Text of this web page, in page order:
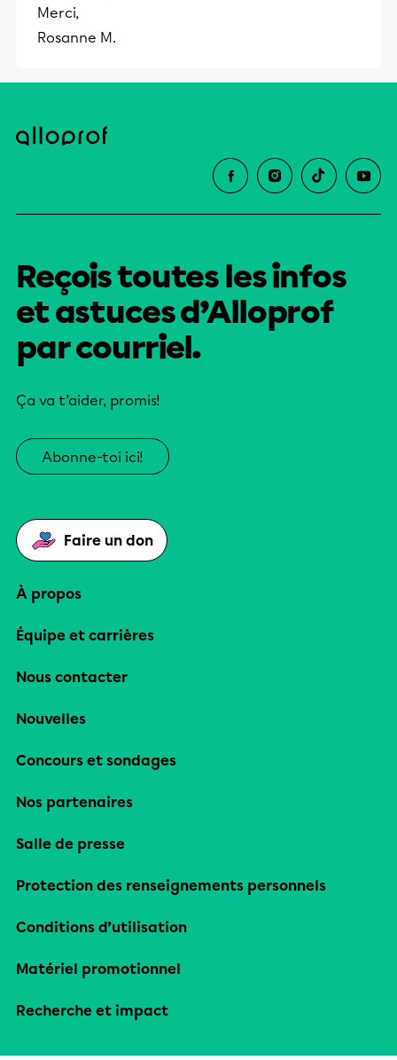
Merci,
Rosanne M.
Reçois toutes les infos
et astuces d’Alloprof
par courriel.
Ça va t’aider, promis!
Abonne-toi ici!
Faire un don
À propos
Équipe et carrières
Nous contacter
Nouvelles
Concours et sondages
Nos partenaires
Salle de presse
Protection des renseignements personnels
Conditions d’utilisation
Matériel promotionnel
Recherche et impact